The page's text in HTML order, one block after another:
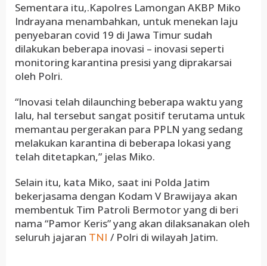
Sementara itu,.Kapolres Lamongan AKBP Miko
Indrayana menambahkan, untuk menekan laju
penyebaran covid 19 di Jawa Timur sudah
dilakukan beberapa inovasi – inovasi seperti
monitoring karantina presisi yang diprakarsai
oleh Polri.
“Inovasi telah dilaunching beberapa waktu yang
lalu, hal tersebut sangat positif terutama untuk
memantau pergerakan para PPLN yang sedang
melakukan karantina di beberapa lokasi yang
telah ditetapkan,” jelas Miko.
Selain itu, kata Miko, saat ini Polda Jatim
bekerjasama dengan Kodam V Brawijaya akan
membentuk Tim Patroli Bermotor yang di beri
nama “Pamor Keris” yang akan dilaksanakan oleh
seluruh jajaran TNI / Polri di wilayah Jatim.